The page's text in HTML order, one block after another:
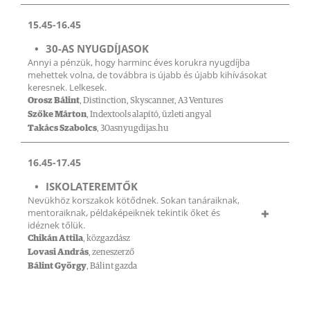
15.45-16.45
30-AS NYUGDÍJASOK
Annyi a pénzük, hogy harminc éves korukra nyugdíjba
mehettek volna, de továbbra is újabb és újabb kihívásokat
keresnek. Lelkesek.
Orosz Bálint, Distinction, Skyscanner, A3 Ventures
Szőke Márton, Indextools alapító, üzleti angyal
Takács Szabolcs, 30asnyugdijas.hu
16.45-17.45
ISKOLATEREMTŐK
Nevükhöz korszakok kötődnek. Sokan tanáraiknak,
mentoraiknak, példaképeiknek tekintik őket és
idéznek tőlük.
Chikán Attila, közgazdász
Lovasi András, zeneszerző
Bálint György, Bálint gazda